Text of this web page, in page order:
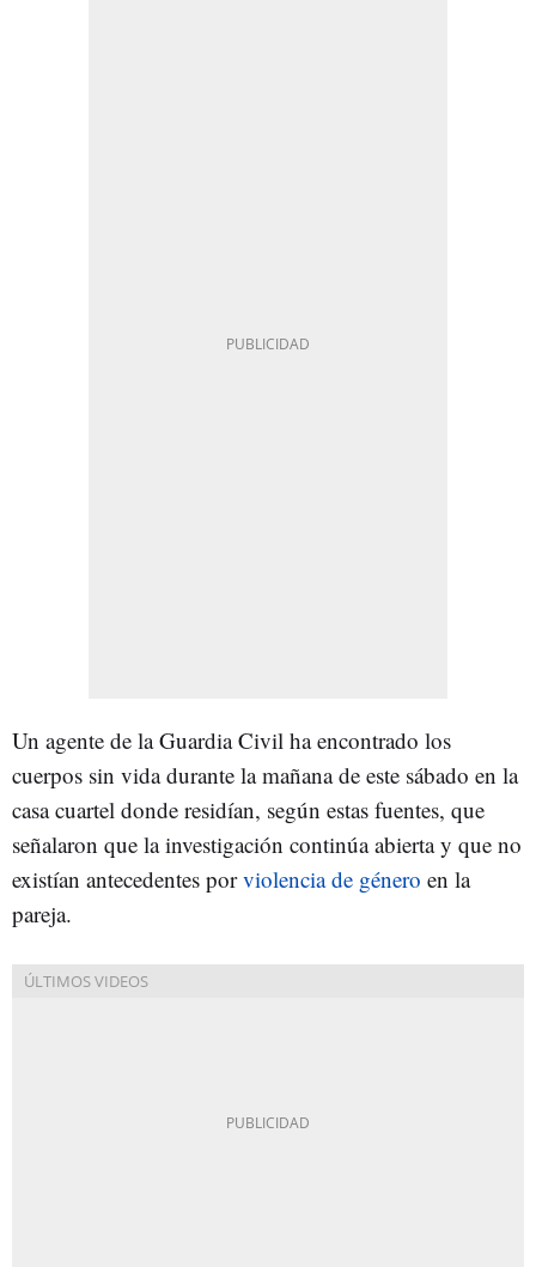
Un agente de la Guardia Civil ha encontrado los
cuerpos sin vida durante la mañana de este sábado en la
casa cuartel donde residían, según estas fuentes, que
señalaron que la investigación continúa abierta y que no
existían antecedentes porviolencia de género en la
pareja.